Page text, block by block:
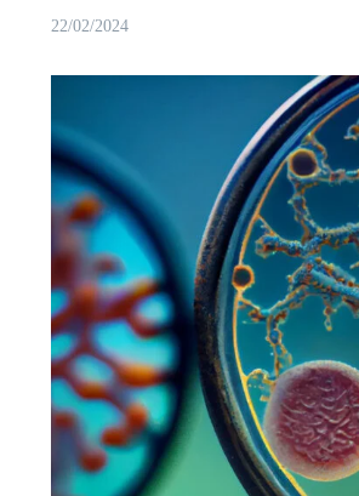
22/02/2024